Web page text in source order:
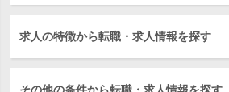
求人の特徴から転職・求人情報を探す
その他の条件から転職・求人情報を探す